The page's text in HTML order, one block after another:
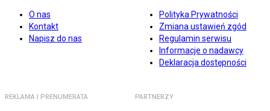
O nas
Kontakt
Napisz do nas
Polityka Prywatności
Zmiana ustawień zgód
Regulamin serwisu
Informacje o nadawcy
Deklaracja dostępności
REKLAMA I PRENUMERATA PARTNERZY